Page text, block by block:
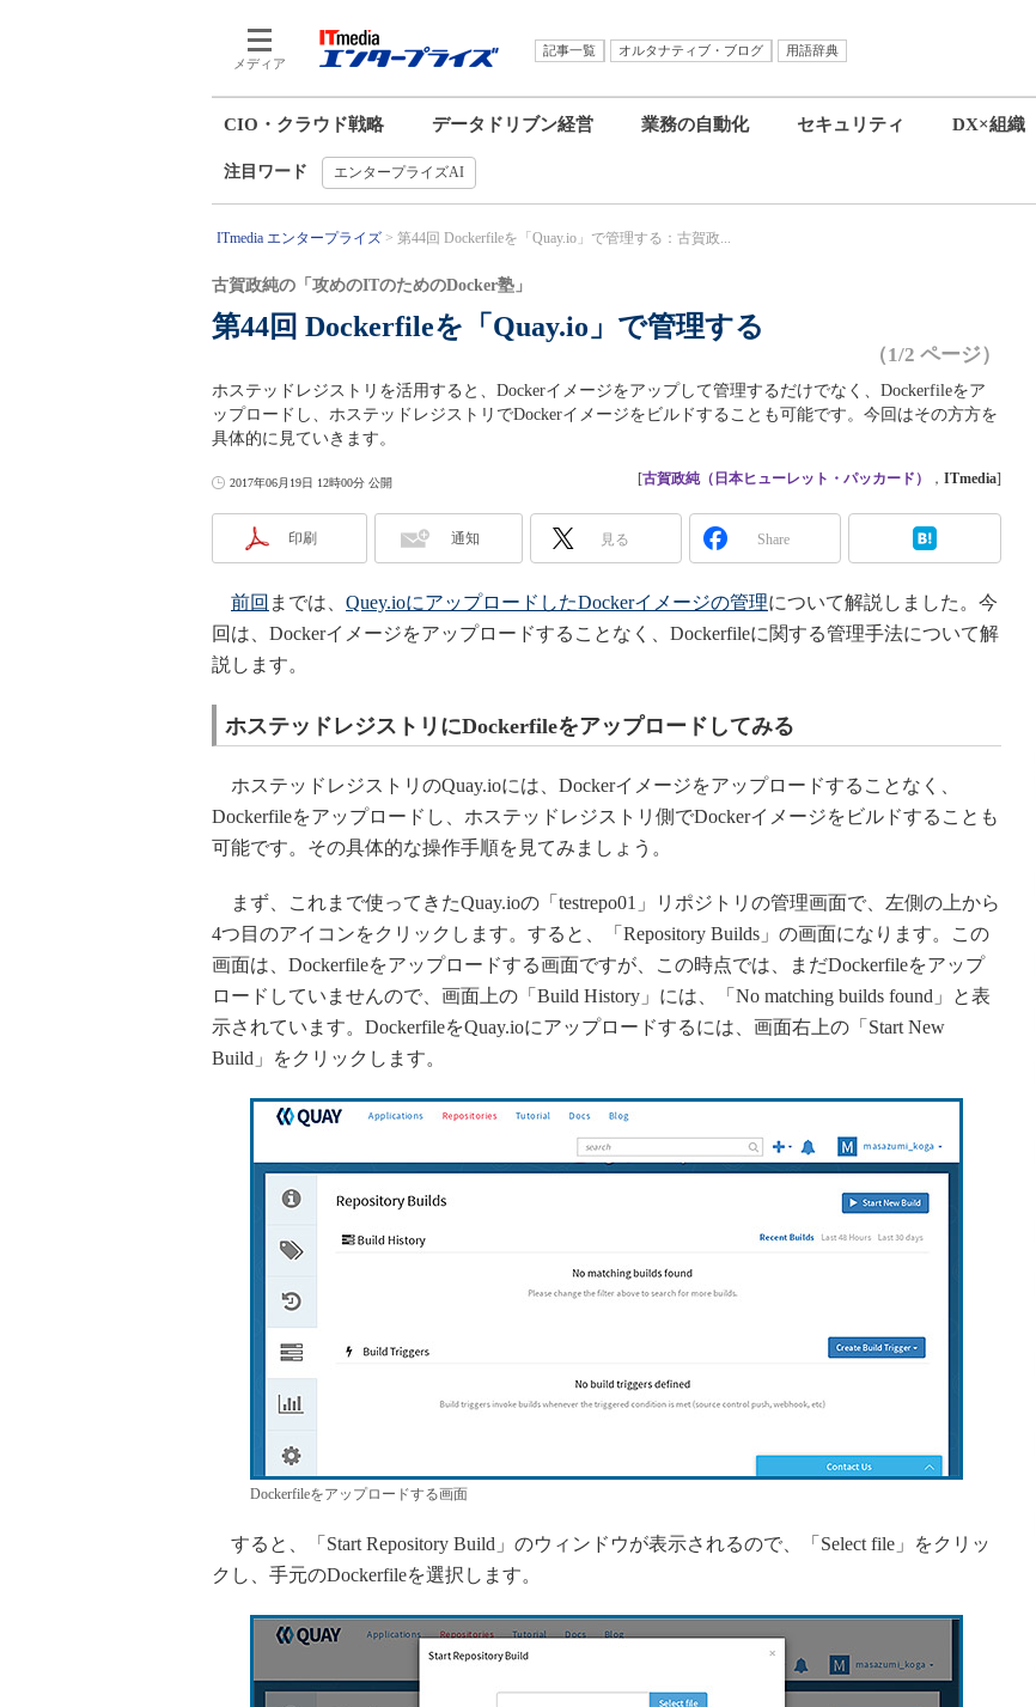
メディア
記事一覧 オルタナティブ・ブログ
用語辞典
CIO・クラウド戦略 データドリブン経営 業務の自動化 セキュリティ DX×組織
注目ワード エンタープライズAI
ITmedia エンタープライズ 第44回 Dockerfileを「Quay.io」で管理する：古賀政...
第44回 Dockerfileを「Quay.io」で管理する
古賀政純の「攻めのITのためのDocker塾」
（1/2 ページ）
ホステッドレジストリを活用すると、Dockerイメージをアップして管理するだけでなく、Dockerfileをア
ップロードし、ホステッドレジストリでDockerイメージをビルドすることも可能です。今回はその方方を
具体的に見ていきます。
2017年06月19日 12時00分 公開 [古賀政純（日本ヒューレット・パッカード） ， ITmedia]
印刷 通知 見る Share
前回 までは、 Quey.ioにアップロードしたDockerイメージの管理について解説しました。今
回は、Dockerイメージをアップロードすることなく、Dockerfileに関する管理手法について解
説します。
ホステッドレジストリにDockerfileをアップロードしてみる
ホステッドレジストリのQuay.ioには、Dockerイメージをアップロードすることなく、
Dockerfileをアップロードし、ホステッドレジストリ側でDockerイメージをビルドすることも
可能です。その具体的な操作手順を見てみましょう。
まず、これまで使ってきたQuay.ioの「testrepo01」リポジトリの管理画面で、左側の上から
4つ目のアイコンをクリックします。すると、「Repository Builds」の画面になります。この
画面は、Dockerfileをアップロードする画面ですが、この時点では、まだDockerfileをアップ
ロードしていませんので、画面上の「Build History」には、「No matching builds found」と表
示されています。DockerfileをQuay.ioにアップロードするには、画面右上の「Start New
Build」をクリックします。
Dockerfileをアップロードする画面
すると、「Start Repository Build」のウィンドウが表示されるので、「Select file」をクリッ
クし、手元のDockerfileを選択します。